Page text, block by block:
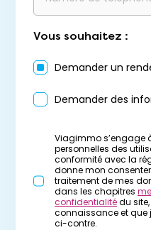
Vous souhaitez :
Demander un
Demander des
Viagimmo s’engage
personnelles des
conformité avec la
donne mon
traitement de mes
dans les chapitres
confidentialitédu
connaissance et que
ci-contre.